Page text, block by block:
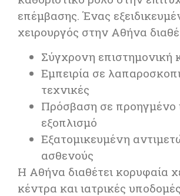
επέμβασης. Ένας
χειρουργός στην Αθήνα
Σύγχρονη επιστημονική
Εμπειρία σε
τεχνικές
Πρόσβαση σε προηγμένο
εξοπλισμό
Εξατομικευμένη
ασθενούς
Η Αθήνα διαθέτει κορυφαία
κέντρα και ιατρικές